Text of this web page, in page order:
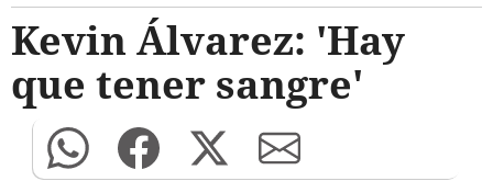
Kevin Álvarez: 'Hay
que tener sangre'